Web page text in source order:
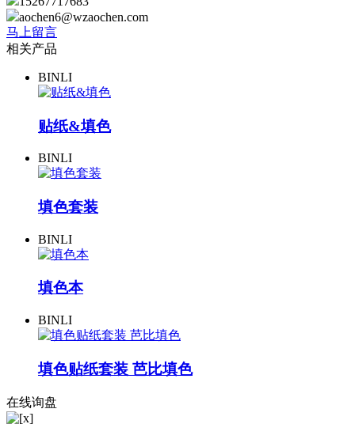
aochen6@wzaochen.com
马上留言
相关产品
BINLI
贴纸&填色
BINLI
填色套装
BINLI
填色本
BINLI
填色贴纸套装 芭比填色
在线询盘